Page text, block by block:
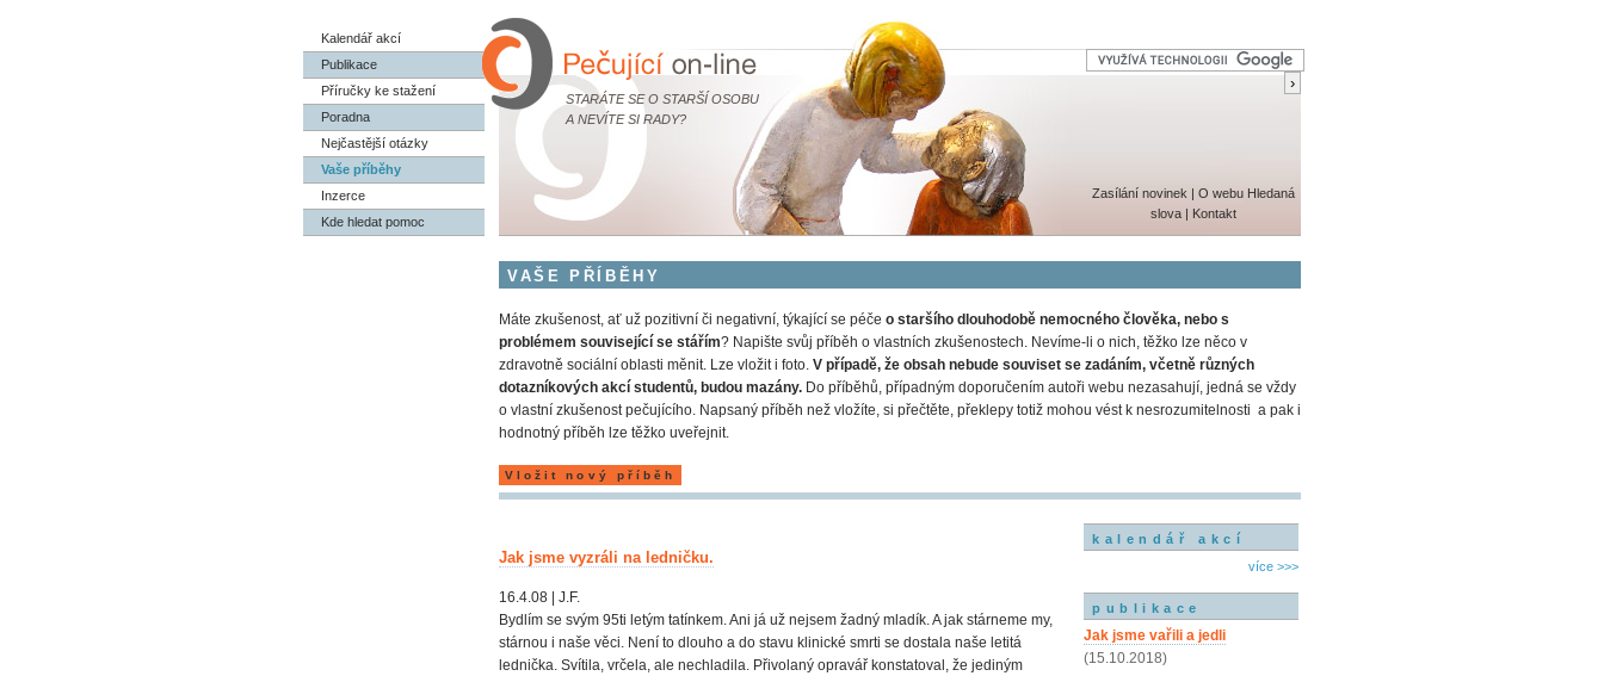
STARÁTE SE O STARŠÍ OSOBU
A NEVÍTE SI RADY?
Kalendář akcí
Publikace
Příručky ke stažení
Poradna
Nejčastější otázky
Vaše příběhy
Inzerce
Kde hledat pomoc
Zasílání novinek | O webu Hledaná
slova | Kontakt
VAŠE PŘÍBĚHY
Máte zkušenost, ať už pozitivní či negativní, týkající se péče o staršího dlouhodobě nemocného člověka, nebo s
problémem související se stářím? Napište svůj příběh o vlastních zkušenostech. Nevíme-li o nich, těžko lze něco v
zdravotně sociální oblasti měnit. Lze vložit i foto. V případě, že obsah nebude souviset se zadáním, včetně různých
dotazníkových akcí studentů, budou mazány. Do příběhů, případným doporučením autoři webu nezasahují, jedná se vždy
o vlastní zkušenost pečujícího. Napsaný příběh než vložíte, si přečtěte, překlepy totiž mohou vést k nesrozumitelnosti a pak i
hodnotný příběh lze těžko uveřejnit.
Vložit nový příběh
Jak jsme vyzráli na ledničku.
16.4.08 | J.F.
Bydlím se svým 95ti letým tatínkem. Ani já už nejsem žadný mladík. A jak stárneme my,
stárnou i naše věci. Není to dlouho a do stavu klinické smrti se dostala naše letitá
lednička. Svítila, vrčela, ale nechladila. Přivolaný opravář konstatoval, že jediným
kalendář akcí
více >>>
publikace
Jak jsme vařili a jedli
(15.10.2018)